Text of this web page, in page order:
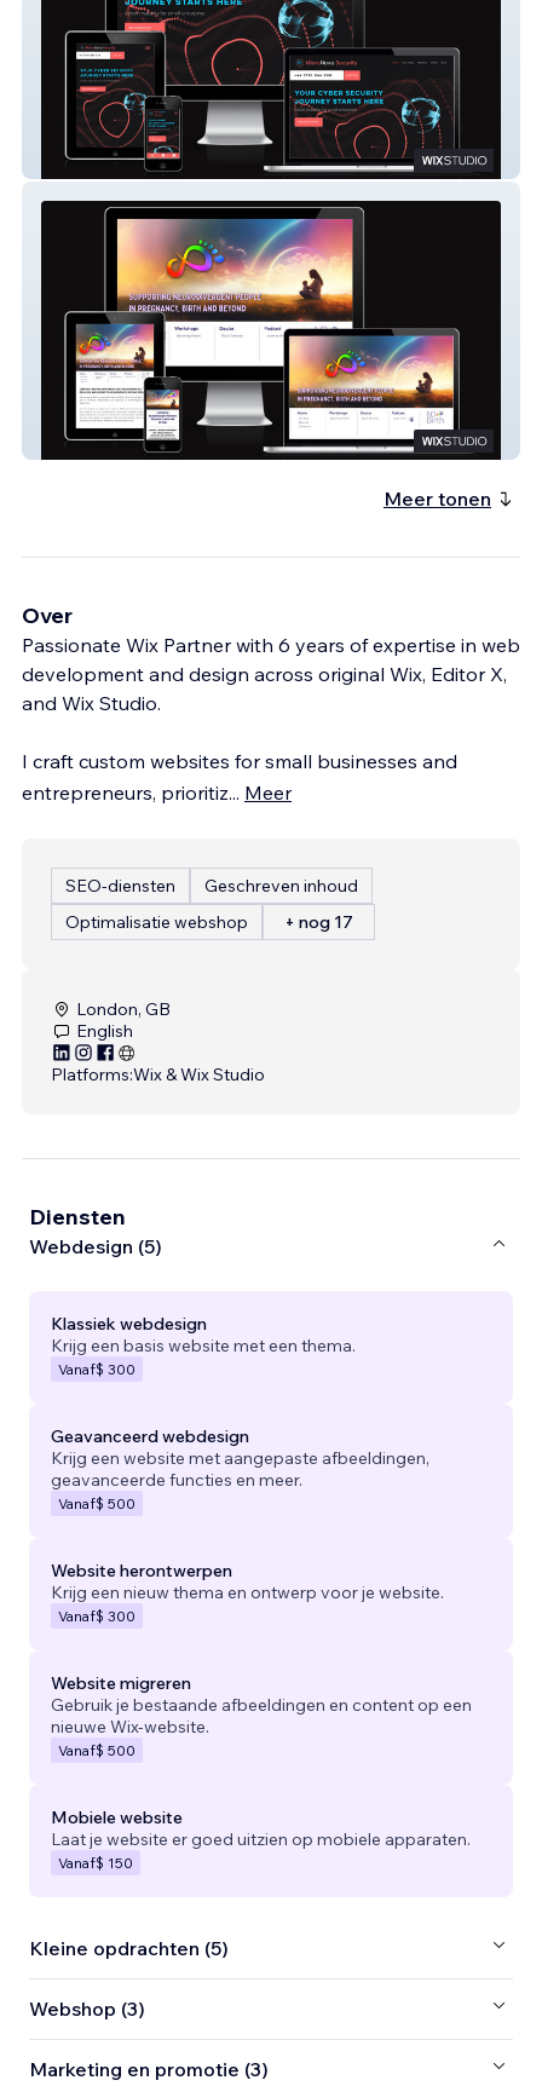
Micronova Security
ND Birth
Meer tonen
Over
Passionate Wix Partner with 6 years of expertise in web
development and design across original Wix, Editor X,
and Wix Studio.
I craft custom websites for small businesses and
entrepreneurs, prioritiz... Meer
SEO-diensten
Geschreven inhoud
Optimalisatie webshop
+ nog 17
London, GB
English
Platforms:Wix & Wix Studio
Diensten
Webdesign (5)
Klassiek webdesign
Krijg een basis website met een thema.
Vanaf$ 300
Geavanceerd webdesign
Krijg een website met aangepaste afbeeldingen,
geavanceerde functies en meer.
Vanaf$ 500
Website herontwerpen
Krijg een nieuw thema en ontwerp voor je website.
Vanaf$ 300
Website migreren
Gebruik je bestaande afbeeldingen en content op een
nieuwe Wix-website.
Vanaf$ 500
Mobiele website
Laat je website er goed uitzien op mobiele apparaten.
Vanaf$ 150
Kleine opdrachten (5)
Webshop (3)
Marketing en promotie (3)